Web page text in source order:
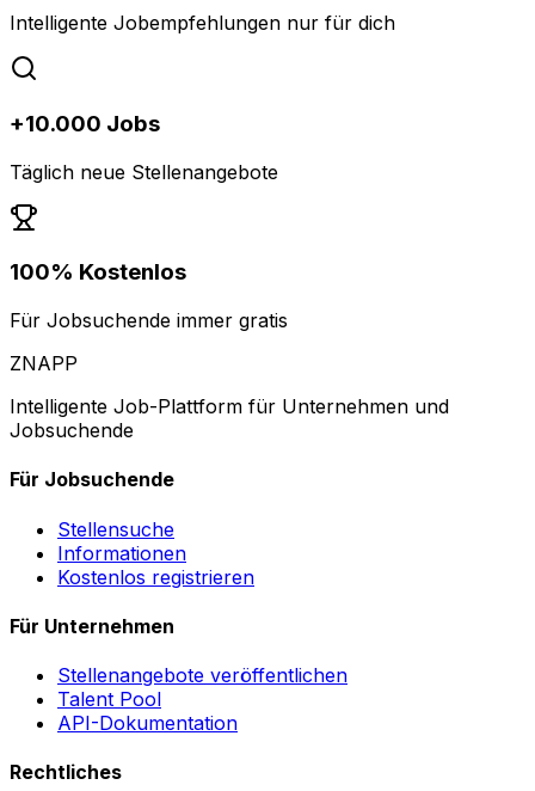
Intelligente Jobempfehlungen nur für dich
+10.000 Jobs
Täglich neue Stellenangebote
100% Kostenlos
Für Jobsuchende immer gratis
ZNAPP
Intelligente Job-Plattform für Unternehmen und
Jobsuchende
Für Jobsuchende
Stellensuche
Informationen
Kostenlos registrieren
Für Unternehmen
Stellenangebote veröffentlichen
Talent Pool
API-Dokumentation
Rechtliches